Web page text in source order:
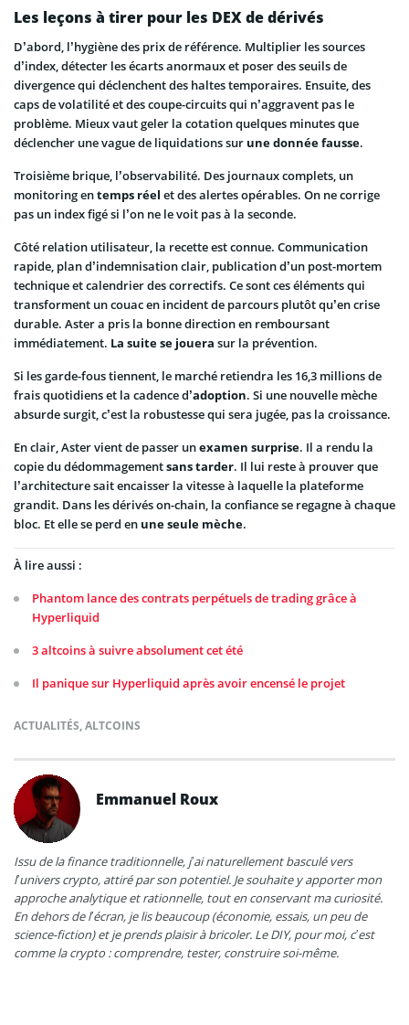
Les leçons à tirer pour les DEX de dérivés
D’abord, l’hygiène des prix de référence. Multiplier les sources
d’index, détecter les écarts anormaux et poser des seuils de
divergence qui déclenchent des haltes temporaires. Ensuite, des
caps de volatilité et des coupe-circuits qui n’aggravent pas le
problème. Mieux vaut geler la cotation quelques minutes que
déclencher une vague de liquidations sur une donnée fausse.
Troisième brique, l’observabilité. Des journaux complets, un
monitoring entemps réel et des alertes opérables. On ne corrige
pas un index figé si l’on ne le voit pas à la seconde.
Côté relation utilisateur, la recette est connue. Communication
rapide, plan d’indemnisation clair, publication d’un post-mortem
technique et calendrier des correctifs. Ce sont ces éléments qui
transforment un couac en incident de parcours plutôt qu’en crise
durable. Aster a pris la bonne direction en remboursant
immédiatement. La suite se jouera sur la prévention.
Si les garde-fous tiennent, le marché retiendra les 16,3 millions de
frais quotidiens et la cadence d’adoption. Si une nouvelle mèche
absurde surgit, c’est la robustesse qui sera jugée, pas la croissance.
En clair, Aster vient de passer unexamen surprise. Il a rendu la
copie du dédommagementsanstarder. Il lui reste à prouver que
l’architecture sait encaisser la vitesse à laquelle la plateforme
grandit. Dans les dérivés on-chain, la confiance se regagne à chaque
bloc. Et elle se perd en une seule mèche.
À lire aussi :
Phantom lance des contrats perpétuels de trading grâce à
Hyperliquid
3 altcoins à suivre absolument cet été
Il panique sur Hyperliquid après avoir encensé le projet
ACTUALITÉS,ALTCOINS
Emmanuel Roux
Issu de la finance traditionnelle, j’ai naturellement basculé vers
l’univers crypto, attiré par son potentiel. Je souhaite y apporter mon
approche analytique et rationnelle, tout en conservant ma curiosité.
En dehors de l’écran, je lis beaucoup (économie, essais, un peu de
science-fiction) et je prends plaisir à bricoler. Le DIY, pour moi, c’est
comme la crypto : comprendre, tester, construire soi-même.